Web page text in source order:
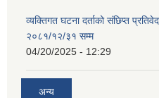
व्यक्तिगत घटना दर्ताको संछिप्त
२०८१/१२/३१ सम्म
04/20/2025 - 12:29
अन्य